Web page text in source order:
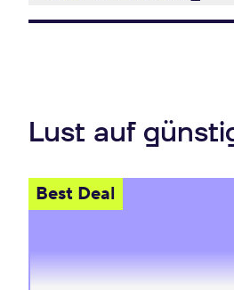
Lust auf
Best Deal